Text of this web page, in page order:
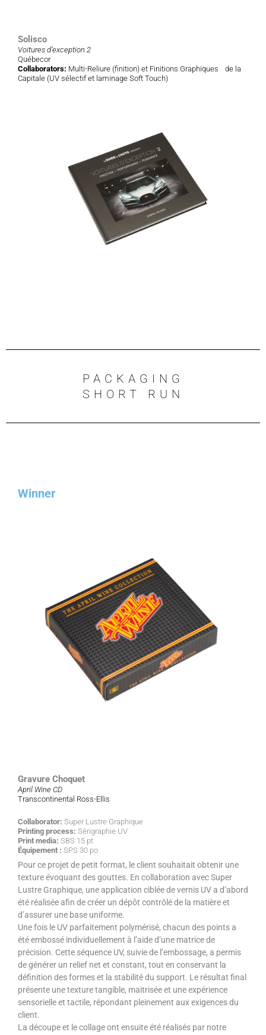
Solisco
Voitures d’exception 2
Québecor
Collaborators: Multi-Reliure (finition) et Finitions Graphiques de la
Capitale (UV sélectif et laminage Soft Touch)
PACKAGING
SHORT RUN
Winner
Gravure Choquet
April Wine CD
Transcontinental Ross-Ellis
Collaborator: Super Lustre Graphique
Printing process: Sérigraphie UV
Print media: SBS 15 pt
Équipement : SPS 30 po
Pour ce projet de petit format, le client souhaitait obtenir une
texture évoquant des gouttes. En collaboration avec Super
Lustre Graphique, une application ciblée de vernis UV a d’abord
été réalisée afin de créer un dépôt contrôlé de la matière et
d’assurer une base uniforme.
Une fois le UV parfaitement polymérisé, chacun des points a
été embossé individuellement à l’aide d’une matrice de
précision. Cette séquence UV, suivie de l’embossage, a permis
de générer un relief net et constant, tout en conservant la
définition des formes et la stabilité du support. Le résultat final
présente une texture tangible, maitrisée et une expérience
sensorielle et tactile, répondant pleinement aux exigences du
client.
La découpe et le collage ont ensuite été réalisés par notre